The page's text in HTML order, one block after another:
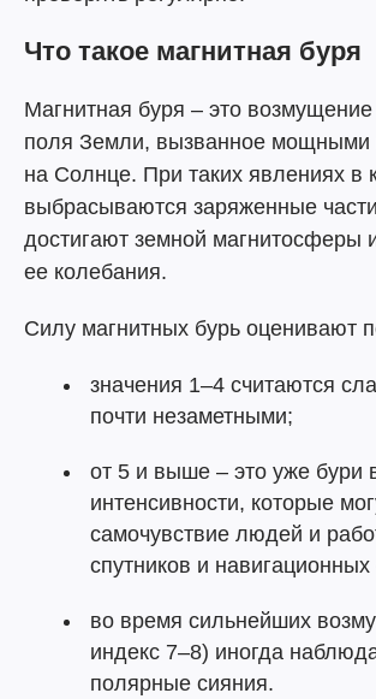
Что такое магнитная буря
Магнитная буря – это возмущение
поля Земли, вызванное мощными
на Солнце. При таких явлениях в
выбрасываются заряженные
достигают земной магнитосферы
ее колебания.
Силу магнитных бурь оценивают
значения 1–4 считаются
почти незаметными;
от 5 и выше – это уже бури
интенсивности, которые
самочувствие людей и
спутников и навигационных
во время сильнейших
индекс 7–8) иногда
полярные сияния.